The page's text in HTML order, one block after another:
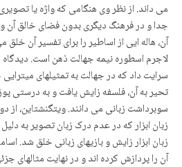
می داند. از نظر وی هنگامی که واژه یا
جدا و در فرهنگ دیگری بدون فضای خالق آن
آن، هاله ایی از اساطیر را برای تفسیر آن
لاجرم اسطوره نیمه جهالت ذهن است. دیدگاه
سرایت داد که در جهالت به تمثیلهای
تحیر به آن، فلسفه زایش یافت و به درستی
سوبرداشت زبانی می دانند. ویتگنشتاین، از
زبان ابزار که در عدم درک زبان تصویر به
زبان ابزار زایش و بازیهای زبانی خلق شد.
آن را پردازش کرده اند و در نهایت مثالهای